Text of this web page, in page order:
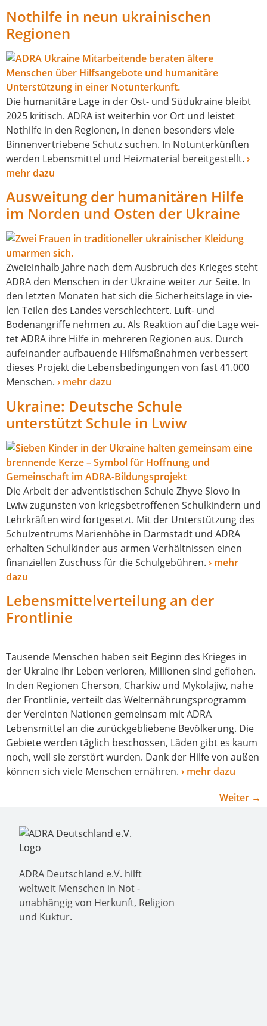
Nothilfe in neun ukrainischen
Regionen
Die huma­ni­tä­re Lage in der Ost- und Südukraine bleibt
2025 kri­tisch. ADRA ist wei­ter­hin vor Ort und leis­tet
Nothilfe in den Regionen, in denen beson­ders vie­le
Binnenvertriebene Schutz suchen. In Notunterkünften
wer­den Lebensmittel und Heizmaterial bereit­ge­stellt. ›
mehr dazu
Ausweitung der humanitären Hilfe
im Norden und Osten der Ukraine
Zweieinhalb Jahre nach dem Ausbruch des Krieges steht
ADRA den Menschen in der Ukraine wei­ter zur Seite. In
den letz­ten Monaten hat sich die Sicherheitslage in vie­
len Teilen des Landes ver­schlech­tert. Luft- und
Bodenangriffe neh­men zu. Als Reaktion auf die Lage wei­
tet ADRA ihre Hilfe in meh­re­ren Regionen aus. Durch
auf­ein­an­der auf­bau­en­de Hilfsmaßnahmen ver­bes­sert
die­ses Projekt die Lebensbedingungen von fast 41.000
Menschen. › mehr dazu
Ukraine: Deutsche Schule
unterstützt Schule in Lwiw
Die Arbeit der adven­tis­ti­schen Schule Zhyve Slovo in
Lwiw zuguns­ten von kriegs­be­trof­fe­nen Schulkindern und
Lehrkräften wird fort­ge­setzt. Mit der Unterstützung des
Schulzentrums Marienhöhe in Darmstadt und ADRA
erhal­ten Schulkinder aus armen Verhältnissen einen
finan­zi­el­len Zuschuss für die Schulgebühren. › mehr
dazu
Lebensmittelverteilung an der
Frontlinie
Tausende Menschen haben seit Beginn des Krieges in
der Ukraine ihr Leben ver­lo­ren, Millionen sind geflo­hen.
In den Regionen Cherson, Charkiw und Mykolajiw, nahe
der Frontlinie, ver­teilt das Welternährungsprogramm
der Vereinten Nationen gemein­sam mit ADRA
Lebensmittel an die zurück­ge­blie­be­ne Bevölkerung. Die
Gebiete wer­den täg­lich beschos­sen, Läden gibt es kaum
noch, weil sie zer­stört wur­den. Dank der Hilfe von außen
kön­nen sich vie­le Menschen ernäh­ren. › mehr dazu
Weiter →
ADRA Deutschland e.V. hilft
weltweit Menschen in Not -
unabhängig von Herkunft, Religion
und Kuktur.